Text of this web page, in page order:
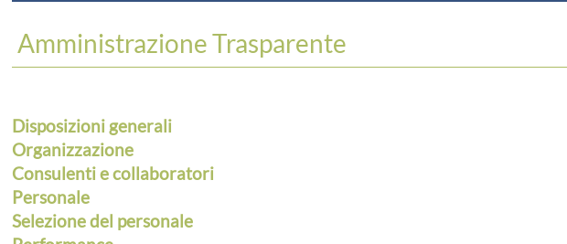
Amministrazione Trasparente
Disposizioni generali
Organizzazione
Consulenti e collaboratori
Personale
Selezione del personale